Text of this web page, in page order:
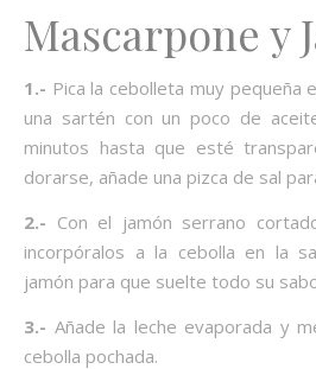
Mascarpone y
1.- Pica la cebolleta muy pequeña
una sartén con un poco de
minutos hasta que esté
dorarse, añade una pizca de sal
2.- Con el jamón serrano
incorpóralos a la cebolla en la
jamón para que suelte todo su
3.- Añade la leche evaporada y
cebolla pochada.